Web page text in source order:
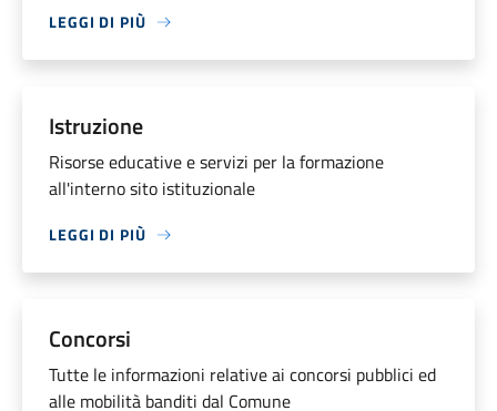
LEGGI DI PIÙ
Istruzione
Risorse educative e servizi per la formazione
all'interno sito istituzionale
LEGGI DI PIÙ
Concorsi
Tutte le informazioni relative ai concorsi pubblici ed
alle mobilità banditi dal Comune